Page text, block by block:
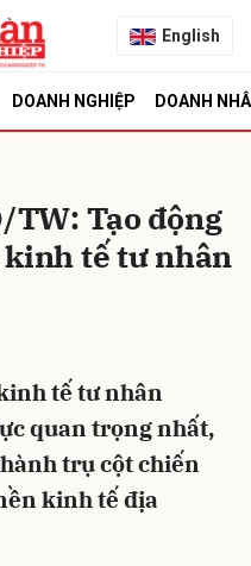
English
DOANH NGHIỆP DOANH
Tạo động
tế tư nhân
tế tư nhân
quan trọng nhất,
trụ cột chiến
kinh tế địa
Hủy